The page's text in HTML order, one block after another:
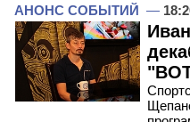
АНОНС СОБЫТИЙ —